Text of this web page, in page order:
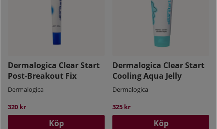
Dermalogica Clear Start
Post-Breakout Fix
Dermalogica
320 kr
Köp
Dermalogica Clear Start
Cooling Aqua Jelly
Dermalogica
325 kr
Köp